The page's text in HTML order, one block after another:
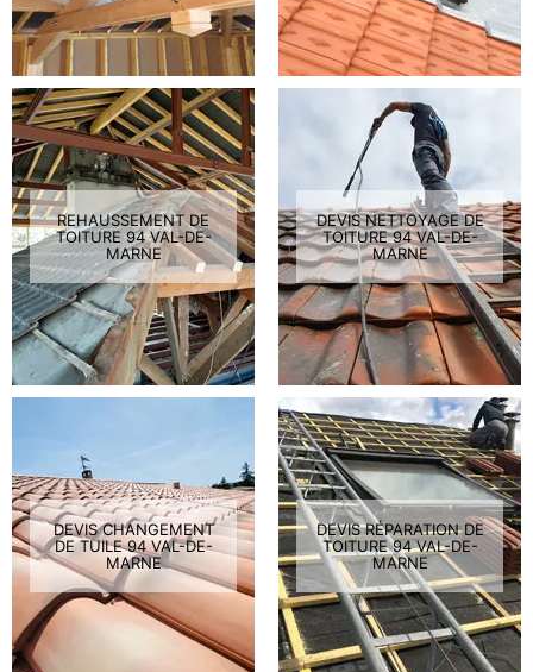
REHAUSSEMENT DE
TOITURE 94 VAL-DE-
MARNE
DEVIS NETTOYAGE DE
TOITURE 94 VAL-DE-
MARNE
DEVIS CHANGEMENT
DE TUILE 94 VAL-DE-
MARNE
DEVIS RÉPARATION DE
TOITURE 94 VAL-DE-
MARNE